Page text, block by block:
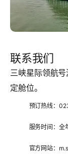
联系我们
三峡星际领航
定舱位。
预订热线：
服务时间：
官方网站：